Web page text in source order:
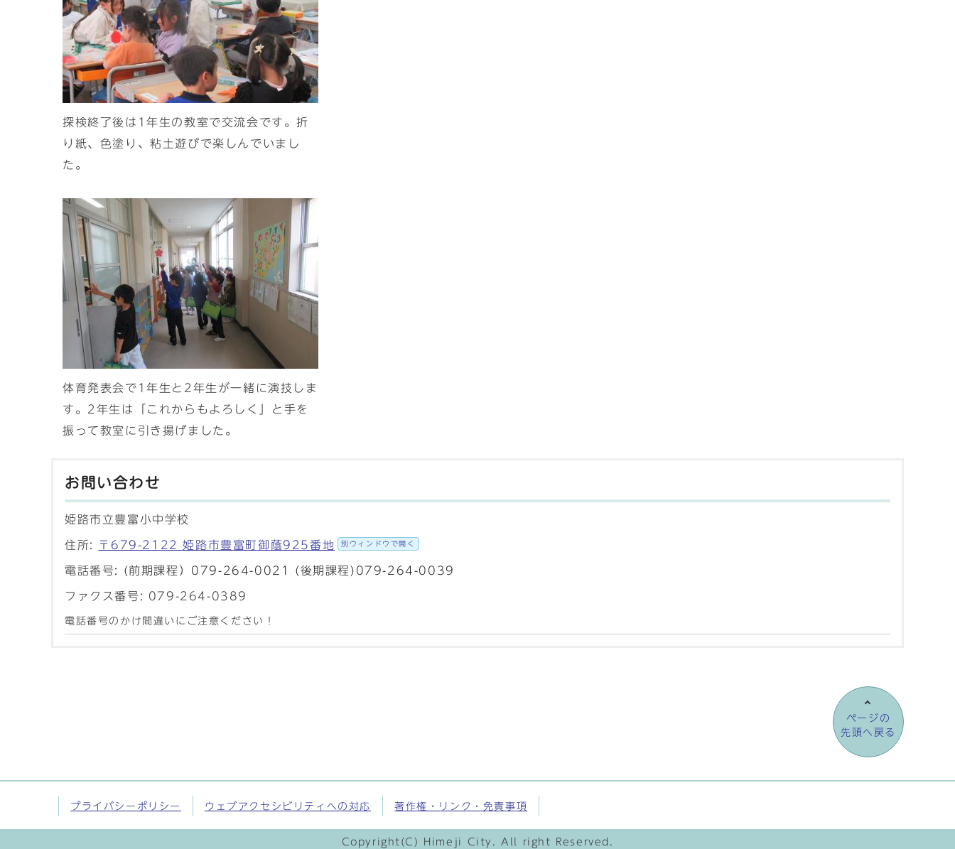
探検終了後は1年生の教室で交流会です。折
り紙、色塗り、粘土遊びで楽しんでいまし
た。
体育発表会で1年生と2年生が一緒に演技しま
す。2年生は「これからもよろしく」と手を
振って教室に引き揚げました。
お問い合わせ
姫路市立豊富小中学校
住所: 〒679-2122 姫路市豊富町御蔭925番地 別ウィンドウで開く
電話番号: (前期課程）079-264-0021 (後期課程)079-264-0039
ファクス番号: 079-264-0389
電話番号のかけ間違いにご注意ください！
ページの
先頭へ戻る
プライバシーポリシー ウェブアクセシビリティへの対応 著作権・リンク・免責事項
Copyright(C) Himeji City. All right Reserved.